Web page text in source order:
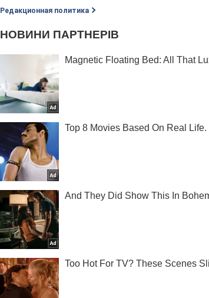
Редакционная политика